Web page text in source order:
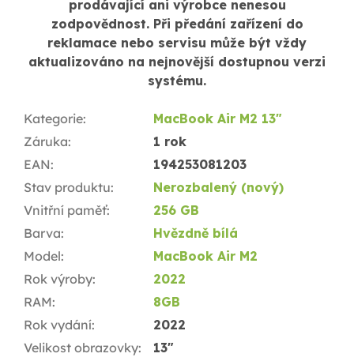
prodávající ani výrobce nenesou
zodpovědnost. Při předání zařízení do
reklamace nebo servisu může být vždy
aktualizováno na nejnovější dostupnou verzi
systému.
Kategorie:
MacBook Air M2 13"
Záruka:
1 rok
EAN:
194253081203
Stav produktu:
Nerozbalený (nový)
Vnitřní paměť:
256 GB
Barva:
Hvězdně bílá
Model:
MacBook Air M2
Rok výroby:
2022
RAM:
8GB
Rok vydání:
2022
Velikost obrazovky:
13"